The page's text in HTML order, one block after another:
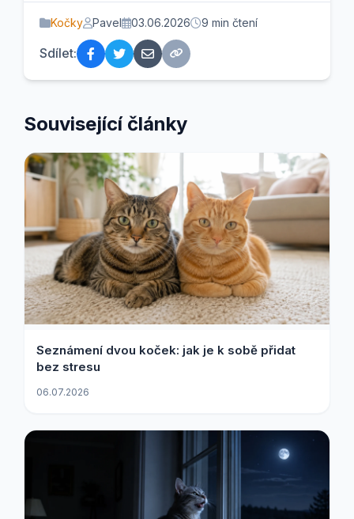
Kočky Pavel 03.06.2026 9 min čtení
Sdílet:
Související články
Seznámení dvou koček: jak je k sobě přidat
bez stresu
06.07.2026